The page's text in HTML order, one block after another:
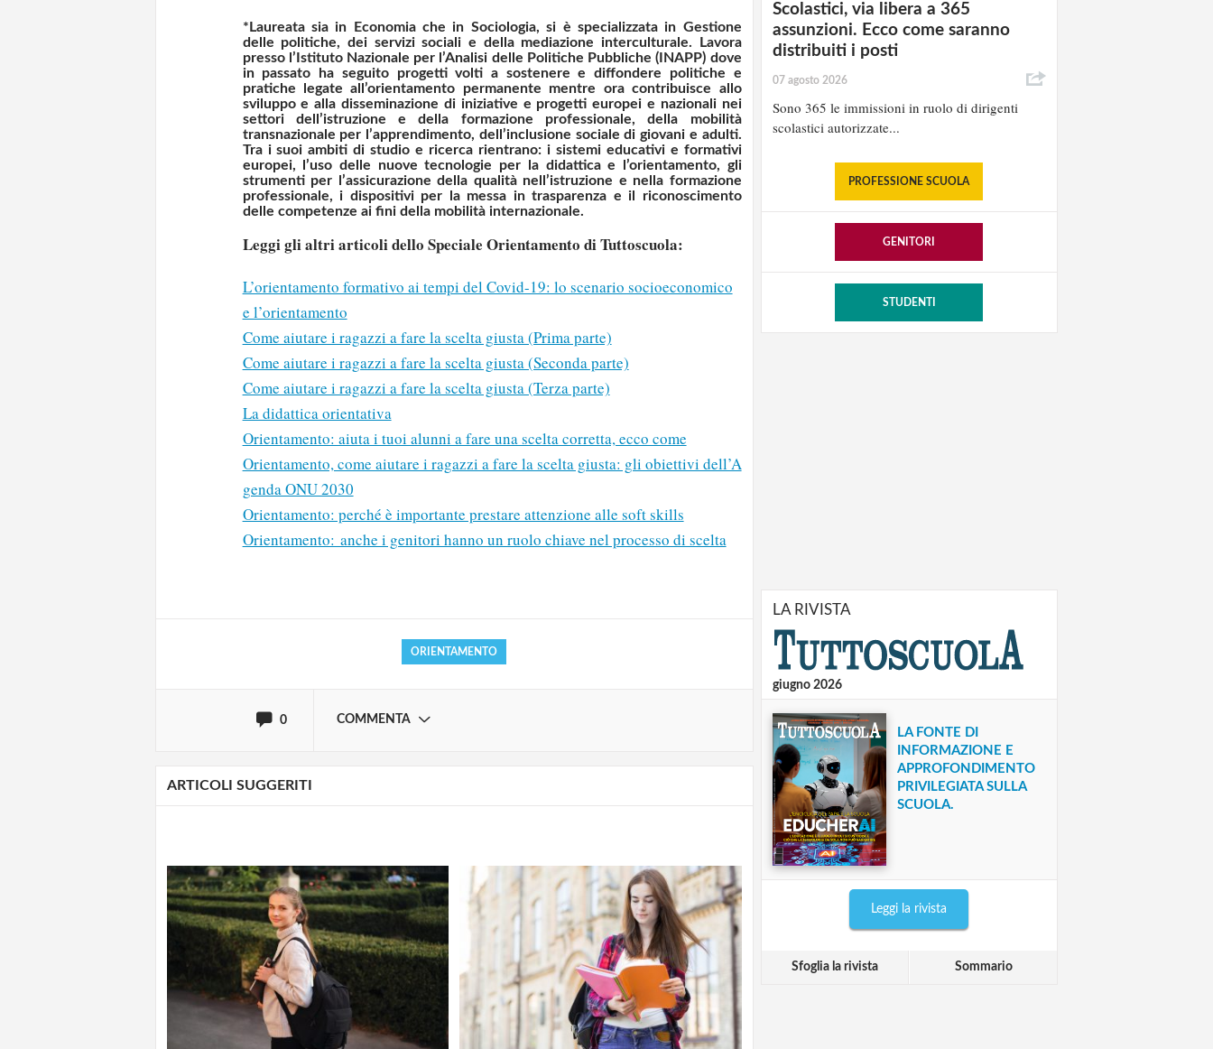
*Laureata sia in Economia che in Sociologia, si è specializzata in Gestione
delle politiche, dei servizi sociali e della mediazione interculturale. Lavora
presso l’Istituto Nazionale per l’Analisi delle Politiche Pubbliche (INAPP) dove
in passato ha seguito progetti volti a sostenere e diffondere politiche e
pratiche legate all’orientamento permanente mentre ora contribuisce allo
sviluppo e alla disseminazione di iniziative e progetti europei e nazionali nei
settori dell’istruzione e della formazione professionale, della mobilità
transnazionale per l’apprendimento, dell’inclusione sociale di giovani e adulti.
Tra i suoi ambiti di studio e ricerca rientrano: i sistemi educativi e formativi
europei, l’uso delle nuove tecnologie per la didattica e l’orientamento, gli
strumenti per l’assicurazione della qualità nell’istruzione e nella formazione
professionale, i dispositivi per la messa in trasparenza e il riconoscimento
delle competenze ai fini della mobilità internazionale.
Leggi gli altri articoli dello Speciale Orientamento di Tuttoscuola:
L’orientamento formativo ai tempi del Covid-19: lo scenario socioeconomico
e l’orientamento
Come aiutare i ragazzi a fare la scelta giusta (Prima parte)
Come aiutare i ragazzi a fare la scelta giusta (Seconda parte)
Come aiutare i ragazzi a fare la scelta giusta (Terza parte)
La didattica orientativa
Orientamento: aiuta i tuoi alunni a fare una scelta corretta, ecco come
Orientamento, come aiutare i ragazzi a fare la scelta giusta: gli obiettivi dell’A
genda ONU 2030
Orientamento: perché è importante prestare attenzione alle soft skills
Orientamento: anche i genitori hanno un ruolo chiave nel processo di scelta
ORIENTAMENTO
0 COMMENTA
Solo gli utenti registrati possono commentare!
ARTICOLI SUGGERITI
Scolastici, via libera a 365
assunzioni. Ecco come saranno
distribuiti i posti
07 agosto 2026
Sono 365 le immissioni in ruolo di dirigenti
scolastici autorizzate...
PROFESSIONE SCUOLA
GENITORI
STUDENTI
LA RIVISTA
giugno 2026
LA FONTE DI
INFORMAZIONE E
APPROFONDIMENTO
PRIVILEGIATA SULLA
SCUOLA.
Leggi la rivista
Sfoglia la rivista Sommario